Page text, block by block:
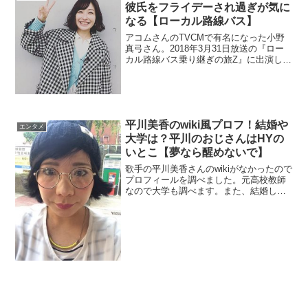
彼氏をフライデーされ過ぎが気に
なる【ローカル路線バス】
アコムさんのTVCMで有名になった小野
真弓さん。2018年3月31日放送の『ロー
カル路線バス乗り継ぎの旅Z』に出演しま
エンタメ
平川美香のwiki風プロフ！結婚や
大学は？平川のおじさんはHYの
いとこ【夢なら醒めないで】
歌手の平川美香さんのwikiがなかったので
プロフィールを調べました。元高校教師
なので大学も調べます。また、結婚して